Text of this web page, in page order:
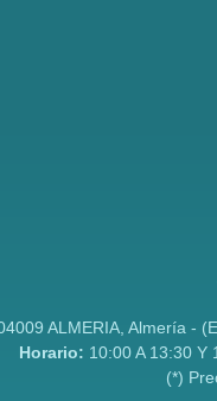
ALMERIA, Almería -
Horario: 10:00 A 13:30 Y
(*)